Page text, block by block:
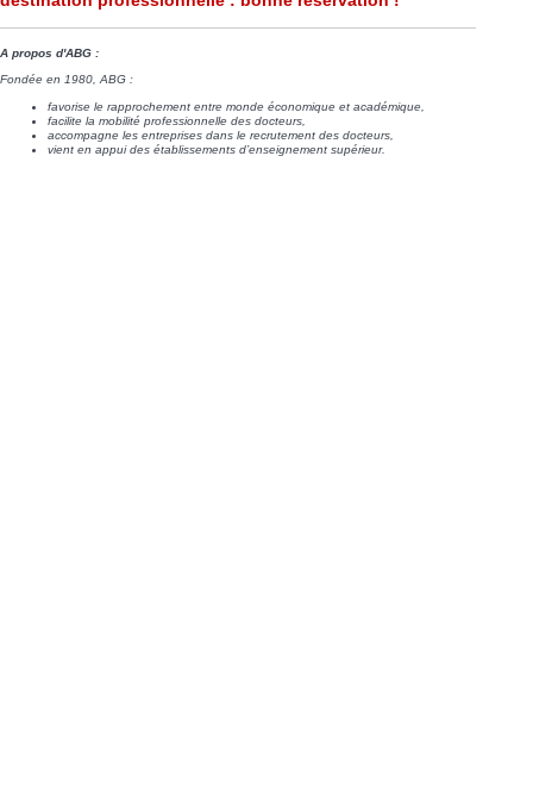
A propos d'ABG :
Fondée en 1980, ABG :
favorise le rapprochement entre monde économique et académique,
facilite la mobilité professionnelle des docteurs,
accompagne les entreprises dans le recrutement des docteurs,
vient en appui des établissements d’enseignement supérieur.